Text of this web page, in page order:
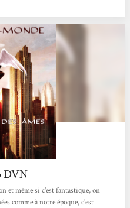
DVN
et même si c'est fantastique, on
comme à notre époque, c'est